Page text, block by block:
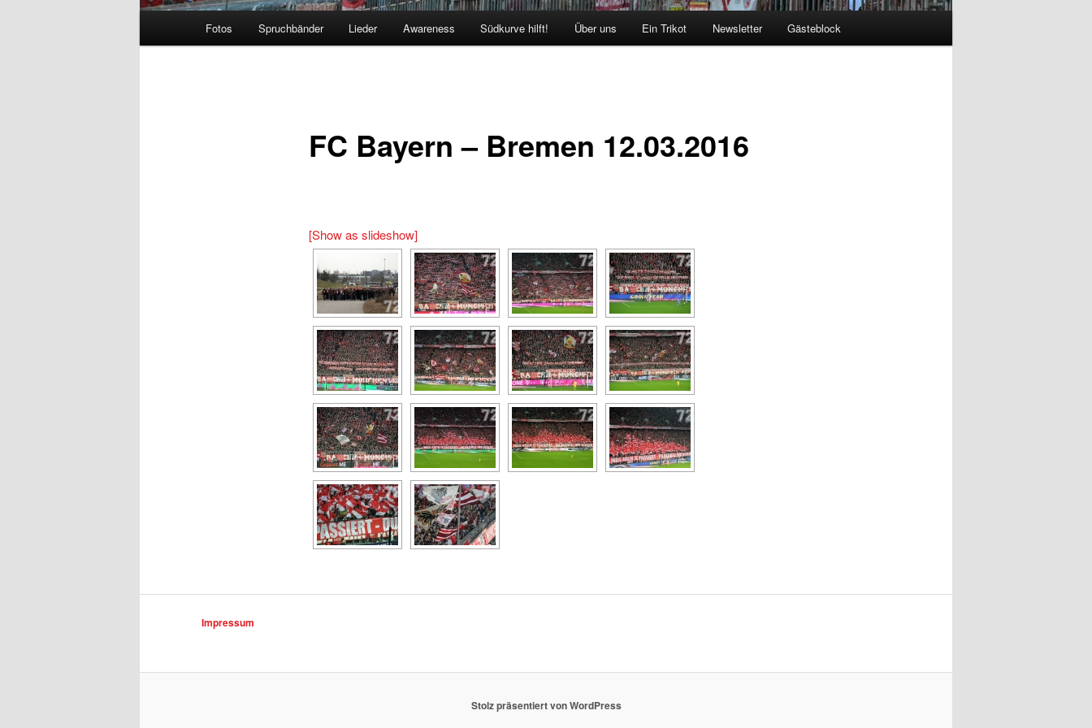
Fotos Spruchbänder Lieder Awareness Südkurve hilft! Über uns Ein Trikot Newsletter Gästeblock
FC Bayern – Bremen 12.03.2016
[Show as slideshow]
Impressum
Stolz präsentiert von WordPress